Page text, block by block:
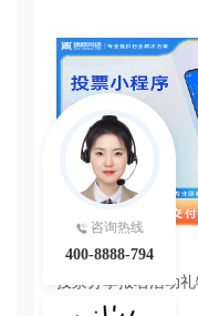
199.00
投票分享报名活动
序系统源码
咨询热线
400-8888-794